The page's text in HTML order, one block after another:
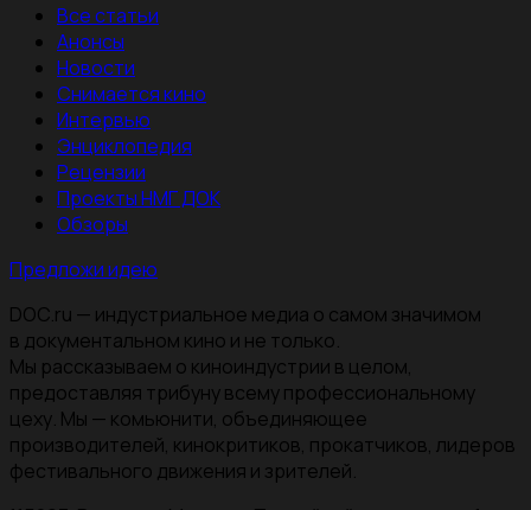
Все статьи
Анонсы
Новости
Снимается кино
Интервью
Энциклопедия
Рецензии
Проекты НМГ ДОК
Обзоры
Предложи идею
DOC.ru — индустриальное медиа о самом значимом
в документальном кино и не только.
Мы рассказываем о киноиндустрии в целом,
предоставляя трибуну всему профессиональному
цеху. Мы — комьюнити, объединяющее
производителей, кинокритиков, прокатчиков, лидеров
фестивального движения и зрителей.